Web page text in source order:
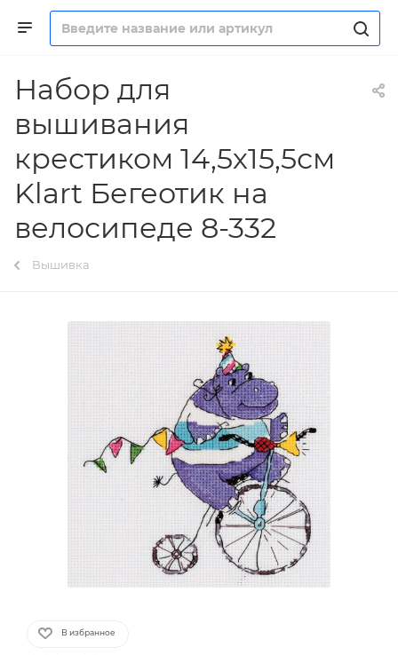
Набор для
вышивания
крестиком 14,5х15,5см
Klart Бегеотик на
велосипеде 8-332
Вышивка
В избранное